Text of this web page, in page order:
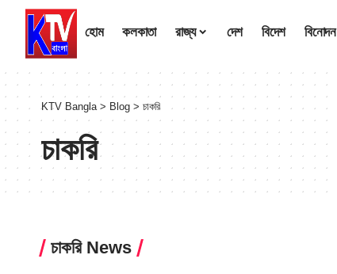
হোম কলকাতা রাজ্য দেশ বিদেশ বিনোদন
KTV Bangla> Blog > চাকরি
চাকরি
চাকরি News